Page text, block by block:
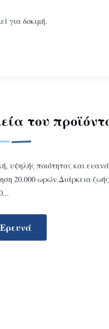
για δοκιμή.
του
υψηλής ποιότητας και
20.000 ωρών.Διάρκεια